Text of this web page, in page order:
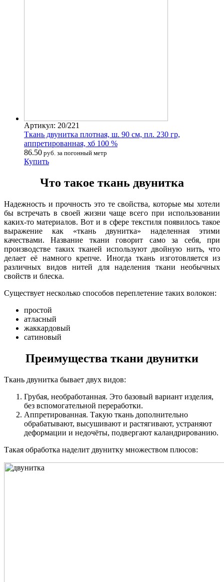
Артикул: 20/221
Ткань двунитка плотная, ш. 90 см, пл. 230 гр,
аппретированная, хб 100 %
86.50 руб. за погонный метр
Купить
Что такое ткань двунитка
Надежность и прочность это те свойства, которые мы хотели
бы встречать в своей жизни чаще всего при использовании
каких-то материалов. Вот и в сфере текстиля появилось такое
выражение как «ткань двунитка» наделенная этими
качествами. Название ткани говорит само за себя, при
производстве таких тканей используют двойную нить, что
делает её намного крепче. Иногда ткань изготовляется из
различных видов нитей для наделения ткани необычных
свойств и блеска.
Существует несколько способов переплетение таких волокон:
простой
атласный
жаккардовый
сатиновый
Преимущества ткани двунитки
Ткань двунитка бывает двух видов:
Грубая, необработанная. Это базовый вариант изделия,
без вспомогательной переработки.
Аппретированная. Такую ткань дополнительно
обрабатывают, высушивают и растягивают, устраняют
деформации и недочёты, подвергают каландрированию.
Такая обработка наделит двунитку множеством плюсов: